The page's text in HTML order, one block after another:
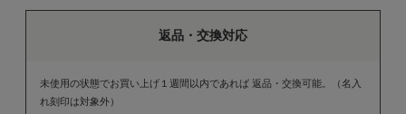
返品・交換対応
未使用の状態でお買い上げ１週間以内であれば 返品・交換可能。（名入
れ刻印は対象外）